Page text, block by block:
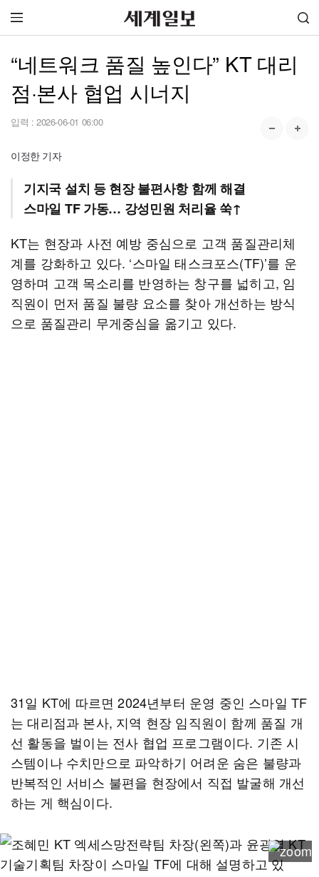
“네트워크 품질 높인다” KT 대리
점·본사 협업 시너지
입력 : 2026-06-01 06:00
이정한 기자
기지국 설치 등 현장 불편사항 함께 해결
스마일 TF 가동… 강성민원 처리율 쑥↑
KT는 현장과 사전 예방 중심으로 고객 품질관리체
계를 강화하고 있다. ‘스마일 태스크포스(TF)’를 운
영하며 고객 목소리를 반영하는 창구를 넓히고, 임
직원이 먼저 품질 불량 요소를 찾아 개선하는 방식
으로 품질관리 무게중심을 옮기고 있다.
31일 KT에 따르면 2024년부터 운영 중인 스마일 TF
는 대리점과 본사, 지역 현장 임직원이 함께 품질 개
선 활동을 벌이는 전사 협업 프로그램이다. 기존 시
스템이나 수치만으로 파악하기 어려운 숨은 불량과
반복적인 서비스 불편을 현장에서 직접 발굴해 개선
하는 게 핵심이다.